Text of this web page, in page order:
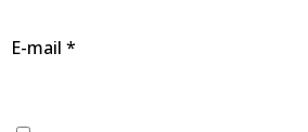
E-mail *